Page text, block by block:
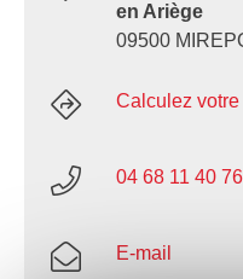
en Ariège
09500
Calculez
04 68 11 40 76
E-mail